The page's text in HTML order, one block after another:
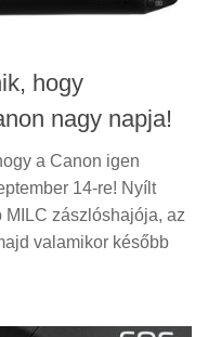
hogy
nagy napja!
a Canon igen
14-re! Nyílt
MILC zászlóshajója, az
valamikor később